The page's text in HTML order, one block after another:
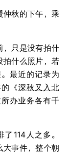
仲秋的下午，乘
，只是没有拍什
拍什么照片，若
最近的记录为
《深秋又入北
办业务各有千
了 114 人之多。
大事件，整个朝